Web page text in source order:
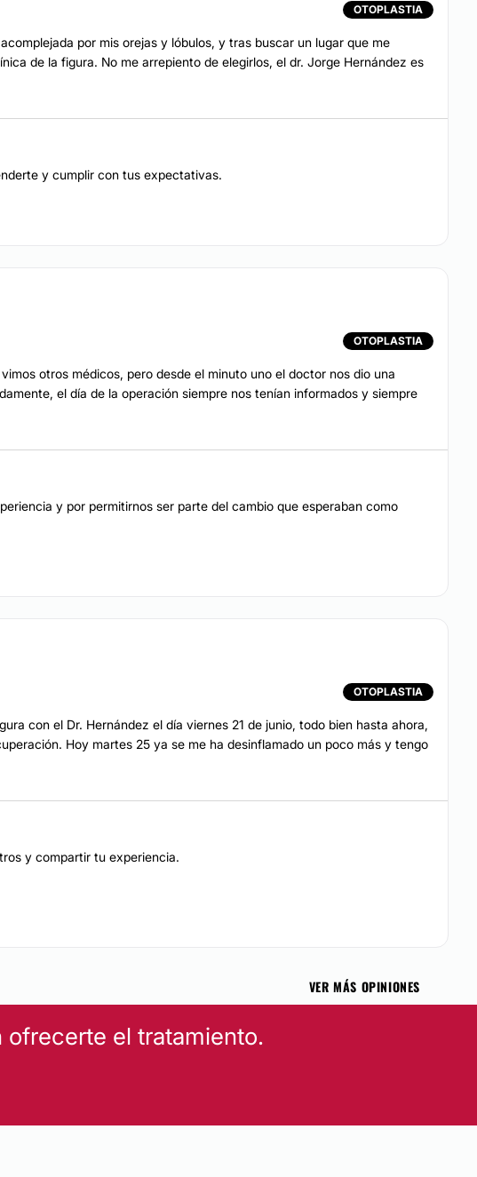
OTOPLASTIA
por mis orejas y lóbulos, y tras buscar un lugar que me
de la figura. No me arrepiento de elegirlos, el dr. Jorge Hernández es
y cumplir con tus expectativas.
OTOPLASTIA
otros médicos, pero desde el minuto uno el doctor nos dio una
el día de la operación siempre nos tenían informados y siempre
y por permitirnos ser parte del cambio que esperaban como
OTOPLASTIA
con el Dr. Hernández el día viernes 21 de junio, todo bien hasta ahora,
Hoy martes 25 ya se me ha desinflamado un poco más y tengo
y compartir tu experiencia.
VER MÁS OPINIONES
el tratamiento.